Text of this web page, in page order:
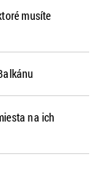
musíte
na ich